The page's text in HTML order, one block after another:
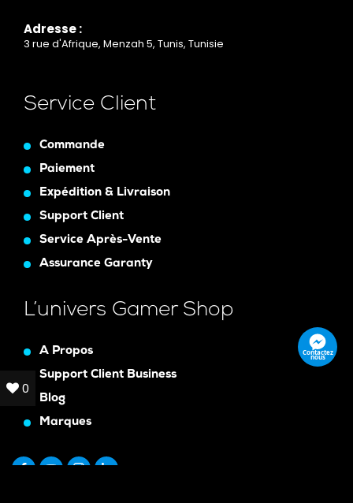
Adresse :
3 rue d'Afrique, Menzah 5, Tunis, Tunisie
Service Client
Commande
Paiement
Expédition & Livraison
Support Client
Service Après-Vente
Assurance Garanty
L’univers Gamer Shop
A Propos
Support Client Business
Blog
Marques
Contactez
nous
0
0